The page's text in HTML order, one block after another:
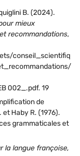
B. (2024).
mieux
recommandations,
conseil_scientifiq
002_.pdf. 19
de
Haby R. (1976).
grammaticales et
la langue françoise,